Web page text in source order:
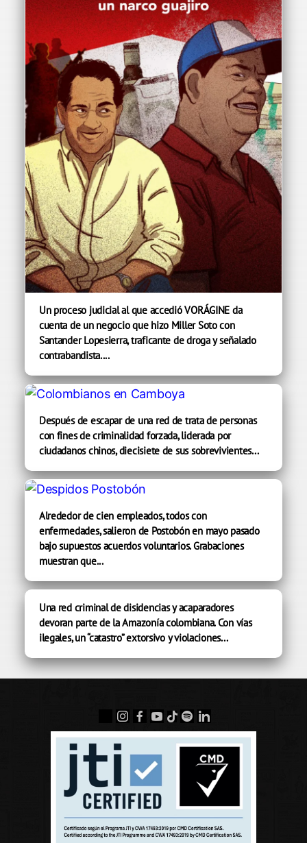
Un proceso judicial al que accedió VORÁGINE da
cuenta de un negocio que hizo Miller Soto con
Santander Lopesierra, traficante de droga y señalado
contrabandista....
Después de escapar de una red de trata de personas
con fines de criminalidad forzada, liderada por
ciudadanos chinos, diecisiete de sus sobrevivientes...
Alrededor de cien empleados, todos con
enfermedades, salieron de Postobón en mayo pasado
bajo supuestos acuerdos voluntarios. Grabaciones
muestran que...
Una red criminal de disidencias y acaparadores
devoran parte de la Amazonía colombiana. Con vías
ilegales, un “catastro” extorsivo y violaciones...